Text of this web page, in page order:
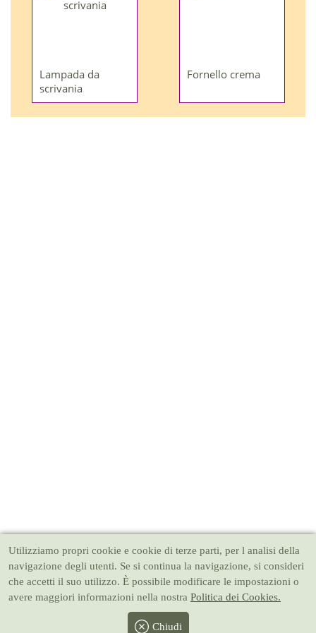
Lampada da
scrivania
Fornello crema
Utilizziamo propri cookie e cookie di terze parti, per l analisi della
navigazione degli utenti. Se si continua la navigazione, si consideri
che accetti il suo utilizzo. È possibile modificare le impostazioni o
avere maggiori informazioni nella nostra Politica dei Cookies.
Chiudi